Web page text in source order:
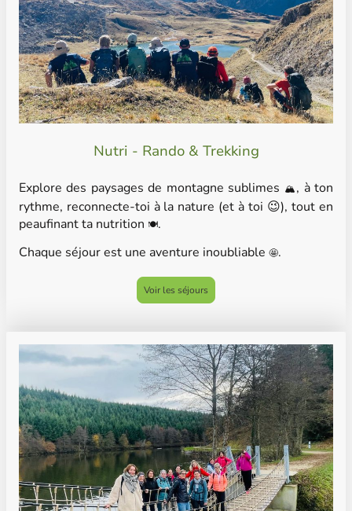
Nutri - Rando & Trekking
Explore des paysages de montagne sublimes 🏔, à ton
rythme, reconnecte-toi à la nature (et à toi 😉), tout en
peaufinant ta nutrition 🍽.
Chaque séjour est une aventure inoubliable 🤩.
Voir les séjours